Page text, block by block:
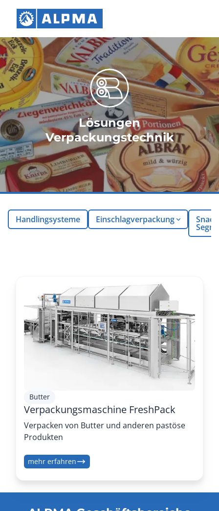
Lösungen
Verpackungstechnik
Handlingsysteme Einschlagverpackung
Butter
Verpackungsmaschine FreshPack
Verpacken von Butter und anderen pastöse
Produkten
mehr erfahren